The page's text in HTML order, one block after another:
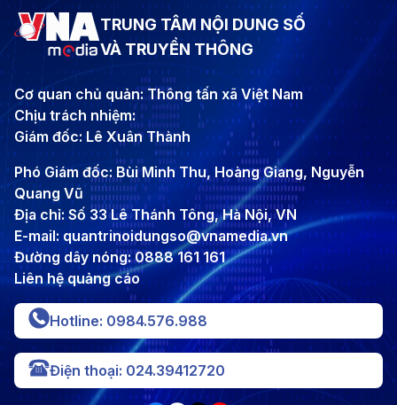
TRUNG TÂM NỘI DUNG SỐ
VÀ TRUYỀN THÔNG
Cơ quan chủ quản: Thông tấn xã Việt Nam
Chịu trách nhiệm:
Giám đốc: Lê Xuân Thành
Phó Giám đốc: Bùi Minh Thu, Hoàng Giang, Nguyễn
Quang Vũ
Địa chỉ: Số 33 Lê Thánh Tông, Hà Nội, VN
E-mail: quantrinoidungso@vnamedia.vn
Đường dây nóng: 0888 161 161
Liên hệ quảng cáo
Hotline: 0984.576.988
Điện thoại: 024.39412720